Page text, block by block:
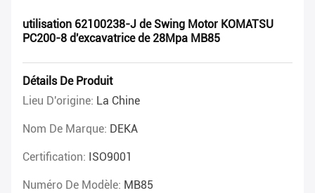
utilisation 62100238-J de Swing Motor KOMATSU
PC200-8 d'excavatrice de 28Mpa MB85
Détails De Produit
Lieu D'origine: La Chine
Nom De Marque: DEKA
Certification: ISO9001
Numéro De Modèle: MB85